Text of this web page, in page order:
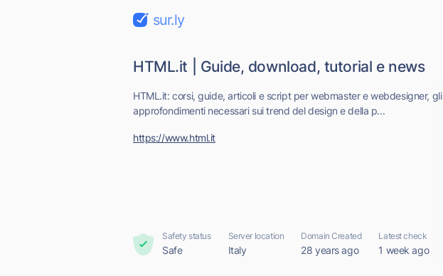
sur.ly
HTML.it | Guide, download, tutorial e news
HTML.it: corsi, guide, articoli e script per webmaster e webdesigner, gli
approfondimenti necessari sui trend del design e della p...
https://www.html.it
Safety status
Safe
Server location
Italy
Domain Created
28 years ago
Latest check
1 week ago